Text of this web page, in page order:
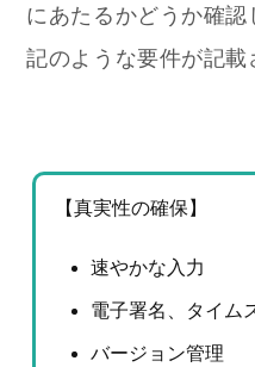
にあたるかどうか確
記のような要件が記載
【真実性の確保】
速やかな入力
電子署名、タイム
バージョン管理